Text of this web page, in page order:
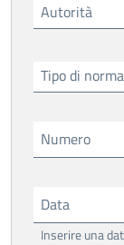
Autorità
Tipo di norma
Numero
Data
Inserire una